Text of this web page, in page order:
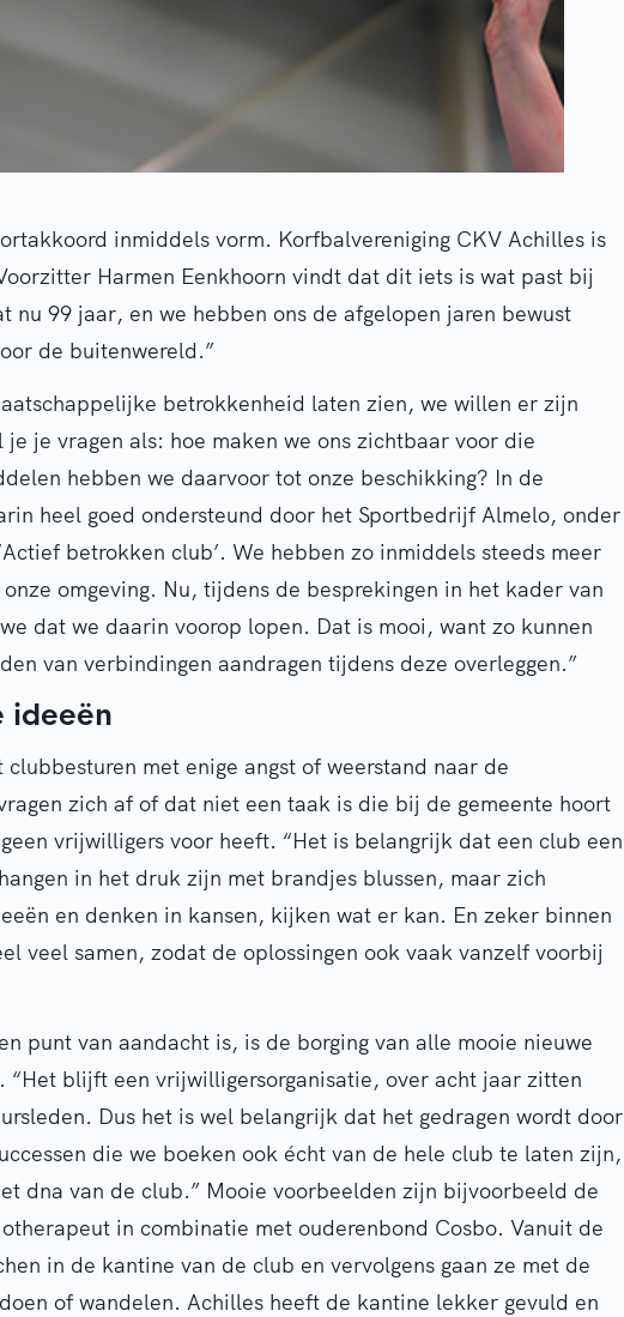
inmiddels vorm. Korfbalvereniging CKV Achilles is
Harmen Eenkhoorn vindt dat dit iets is wat past bij
nu 99 jaar, en we hebben ons de afgelopen jaren bewust
de buitenwereld.”
betrokkenheid laten zien, we willen er zijn
je vragen als: hoe maken we ons zichtbaar voor die
hebben we daarvoor tot onze beschikking? In de
heel goed ondersteund door het Sportbedrijf Almelo, onder
betrokken club’. We hebben zo inmiddels steeds meer
omgeving. Nu, tijdens de besprekingen in het kader van
dat we daarin voorop lopen. Dat is mooi, want zo kunnen
van verbindingen aandragen tijdens deze overleggen.”
ideeën
met enige angst of weerstand naar de
zich af of dat niet een taak is die bij de gemeente hoort
vrijwilligers voor heeft. “Het is belangrijk dat een club een
in het druk zijn met brandjes blussen, maar zich
en denken in kansen, kijken wat er kan. En zeker binnen
veel samen, zodat de oplossingen ook vaak vanzelf voorbij
punt van aandacht is, is de borging van alle mooie nieuwe
blijft een vrijwilligersorganisatie, over acht jaar zitten
Dus het is wel belangrijk dat het gedragen wordt door
die we boeken ook écht van de hele club te laten zijn,
dna van de club.” Mooie voorbeelden zijn bijvoorbeeld de
in combinatie met ouderenbond Cosbo. Vanuit de
in de kantine van de club en vervolgens gaan ze met de
of wandelen. Achilles heeft de kantine lekker gevuld en